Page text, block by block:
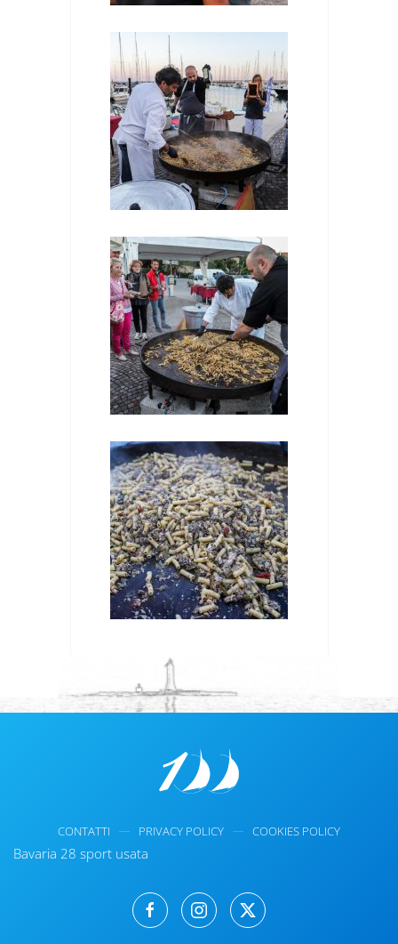
CONTATTI PRIVACY POLICY COOKIES POLICY
Bavaria 28 sport usata